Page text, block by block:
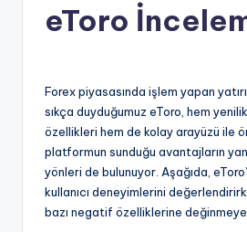
eToro
Forex piyasasında işlem yapan
sıkça duyduğumuz eToro, hem
özellikleri hem de kolay arayüzü ile
platformun sunduğu avantajların
yönleri de bulunuyor. Aşağıda,
kullanıcı deneyimlerini
bazı negatif özelliklerine değinmeye